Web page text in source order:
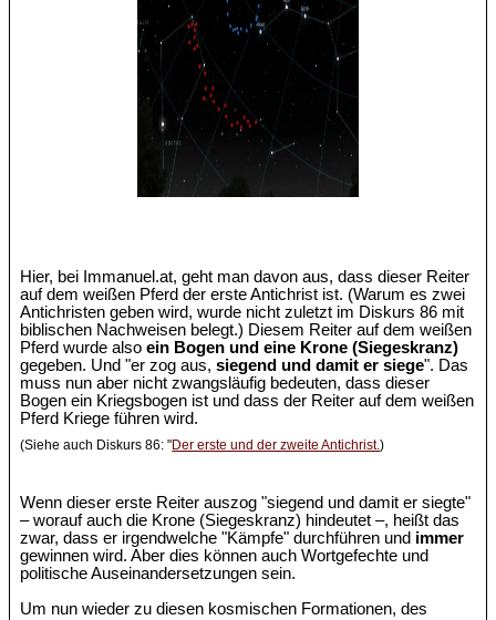
Hier, bei Immanuel.at, geht man davon aus, dass dieser Reiter
auf dem weißen Pferd der erste Antichrist ist. (Warum es zwei
Antichristen geben wird, wurde nicht zuletzt im Diskurs 86 mit
biblischen Nachweisen belegt.) Diesem Reiter auf dem weißen
Pferd wurde alsoein Bogen und eine Krone (Siegeskranz)
gegeben. Und "er zog aus,siegend und damit er siege". Das
muss nun aber nicht zwangsläufig bedeuten, dass dieser
Bogen ein Kriegsbogen ist und dass der Reiter auf dem weißen
Pferd Kriege führen wird.
(Siehe auch Diskurs 86: "Der erste und der zweite Antichrist.)
Wenn dieser erste Reiter auszog "siegend und damit er siegte"
– worauf auch die Krone (Siegeskranz) hindeutet –, heißt das
zwar, dass er irgendwelche "Kämpfe" durchführen und immer
gewinnen wird. Aber dies können auch Wortgefechte und
politische Auseinandersetzungen sein.
Um nun wieder zu diesen kosmischen Formationen, des